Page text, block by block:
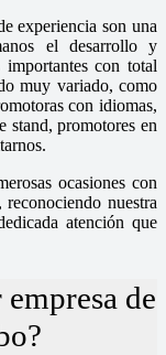
experiencia son una
el desarrollo y
con total
muy variado, como
con idiomas,
stand, promotores en
ocasiones con
nuestra
atención que
de